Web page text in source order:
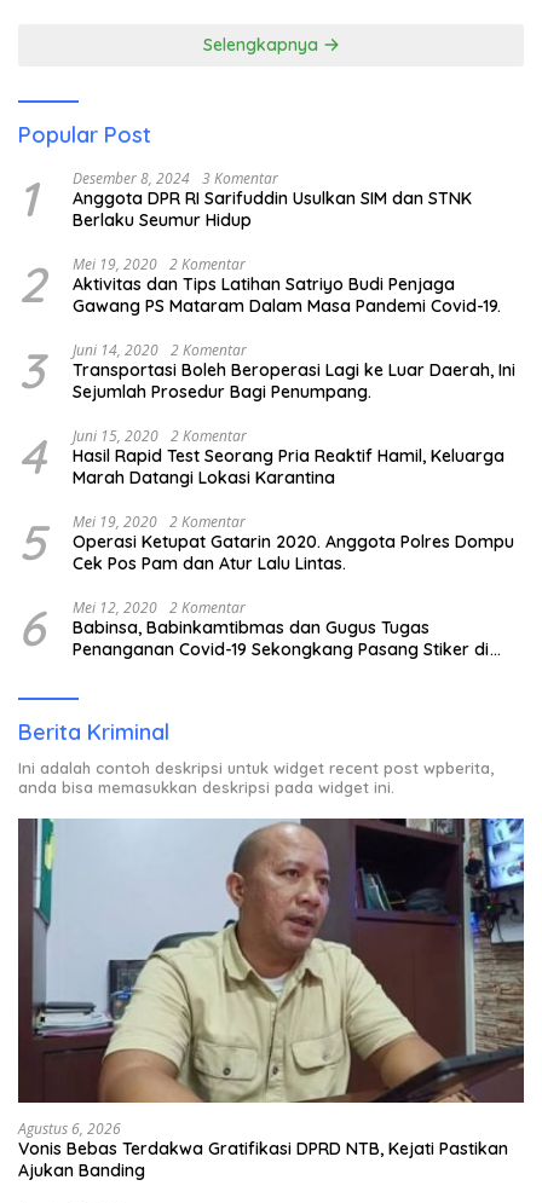
Selengkapnya
Popular Post
1 Desember 8, 2024 3 Komentar
Anggota DPR RI Sarifuddin Usulkan SIM dan STNK
Berlaku Seumur Hidup
2 Mei 19, 2020 2 Komentar
Aktivitas dan Tips Latihan Satriyo Budi Penjaga
Gawang PS Mataram Dalam Masa Pandemi Covid-19.
3 Juni 14, 2020 2 Komentar
Transportasi Boleh Beroperasi Lagi ke Luar Daerah, Ini
Sejumlah Prosedur Bagi Penumpang.
4 Juni 15, 2020 2 Komentar
Hasil Rapid Test Seorang Pria Reaktif Hamil, Keluarga
Marah Datangi Lokasi Karantina
5 Mei 19, 2020 2 Komentar
Operasi Ketupat Gatarin 2020. Anggota Polres Dompu
Cek Pos Pam dan Atur Lalu Lintas.
6 Mei 12, 2020 2 Komentar
Babinsa, Babinkamtibmas dan Gugus Tugas
Penanganan Covid-19 Sekongkang Pasang Stiker di
Berita Kriminal
Ini adalah contoh deskripsi untuk widget recent post wpberita,
anda bisa memasukkan deskripsi pada widget ini.
Agustus 6, 2026
Vonis Bebas Terdakwa Gratifikasi DPRD NTB, Kejati Pastikan
Ajukan Banding